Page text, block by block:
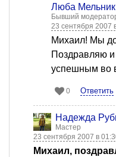
Люба Мельник
Бывший
23 сентября 2007
Михаил! Мы
Поздравляю
успешным во
0 Ответить
Надежда
Мастер
23 сентября 2007 в
Михаил,